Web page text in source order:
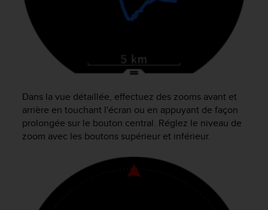
Dans la vue détaillée, effectuez des zooms avant et
arrière en touchant l'écran ou en appuyant de façon
prolongée sur le bouton central. Réglez le niveau de
zoom avec les boutons supérieur et inférieur.